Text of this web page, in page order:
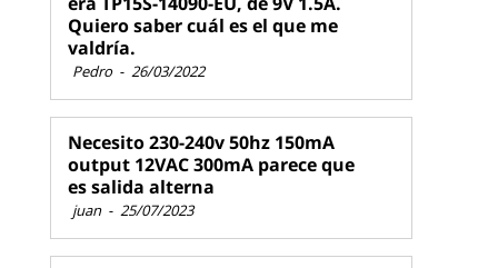
Quiero saber cuál es el que me
valdría.
Pedro - 26/03/2022
Necesito 230-240v 50hz 150mA
output 12VAC 300mA parece que
es salida alterna
juan - 25/07/2023